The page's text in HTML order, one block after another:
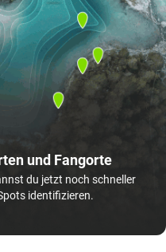
und Fangorte
du jetzt noch schneller
identifizieren.